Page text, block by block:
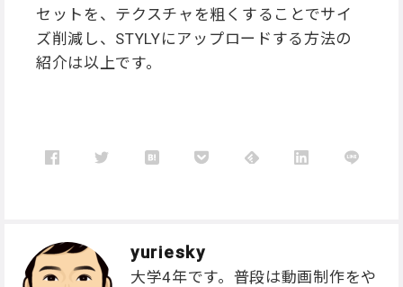
セットを、テクスチャを粗くすることでサイ
ズ削減し、STYLYにアップロードする方法の
紹介は以上です。
yuriesky
大学4年です。普段は動画制作をや